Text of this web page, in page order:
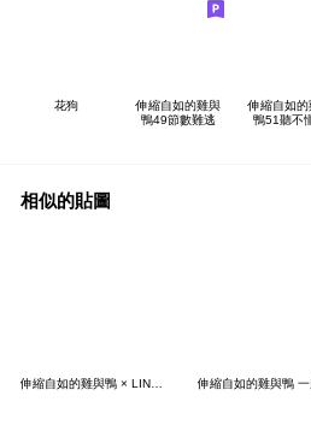
花狗
伸縮自如的雞與
鴨49節數難逃
伸縮自如的
鴨51聽不
相似的貼圖
伸縮自如的雞與鴨 × LINE FRIENDS 練肖話